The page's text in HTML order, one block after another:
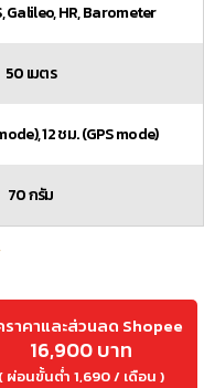
Galileo, HR, Barometer
50 เมตร
12 ชม. (GPS mode)
70 กรัม
ราคาและส่วนลด Shopee
16,900 บาท
( ผ่อนขั้นต่ำ 1,690 / เดือน )